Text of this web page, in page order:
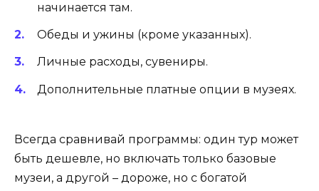
начинается там.
Обеды и ужины (кроме указанных).
Личные расходы, сувениры.
Дополнительные платные опции в музеях.
Всегда сравнивай программы: один тур может
быть дешевле, но включать только базовые
музеи, а другой – дороже, но с богатой